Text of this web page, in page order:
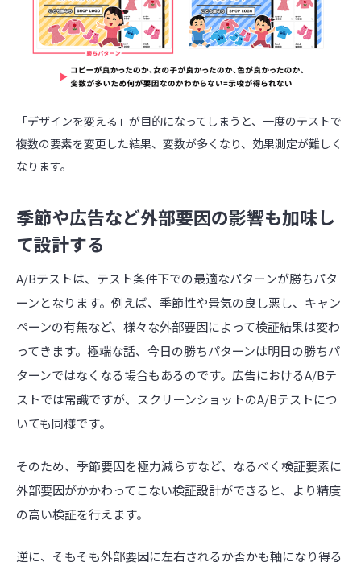
「デザインを変える」が目的になってしまうと、一度のテストで
複数の要素を変更した結果、変数が多くなり、効果測定が難しく
なります。
季節や広告など外部要因の影響も加味し
て設計する
A/Bテストは、テスト条件下での最適なパターンが勝ちパタ
ーンとなります。例えば、季節性や景気の良し悪し、キャン
ペーンの有無など、様々な外部要因によって検証結果は変わ
ってきます。極端な話、今日の勝ちパターンは明日の勝ちパ
ターンではなくなる場合もあるのです。広告におけるA/Bテ
ストでは常識ですが、スクリーンショットのA/Bテストにつ
いても同様です。
そのため、季節要因を極力減らすなど、なるべく検証要素に
外部要因がかかわってこない検証設計ができると、より精度
の高い検証を行えます。
逆に、そもそも外部要因に左右されるか否かも軸になり得る